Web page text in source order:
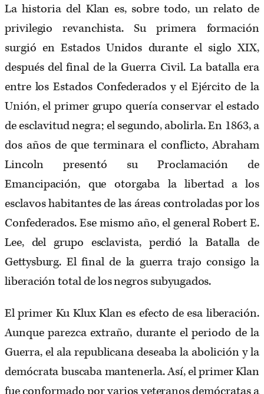
La historia del Klan es, sobre todo, un relato de
privilegio revanchista. Su primera formación
surgió en Estados Unidos durante el siglo XIX,
después del final de la Guerra Civil. La batalla era
entre los Estados Confederados y el Ejército de la
Unión, el primer grupo quería conservar el estado
de esclavitud negra; el segundo, abolirla. En 1863, a
dos años de que terminara el conflicto, Abraham
Lincoln presentó su Proclamación de
Emancipación, que otorgaba la libertad a los
esclavos habitantes de las áreas controladas por los
Confederados. Ese mismo año, el general Robert E.
Lee, del grupo esclavista, perdió la Batalla de
Gettysburg. El final de la guerra trajo consigo la
liberación total de los negros subyugados.
El primer Ku Klux Klan es efecto de esa liberación.
Aunque parezca extraño, durante el periodo de la
Guerra, el ala republicana deseaba la abolición y la
demócrata buscaba mantenerla. Así, el primer Klan
fue conformado por varios veteranos demócratas a